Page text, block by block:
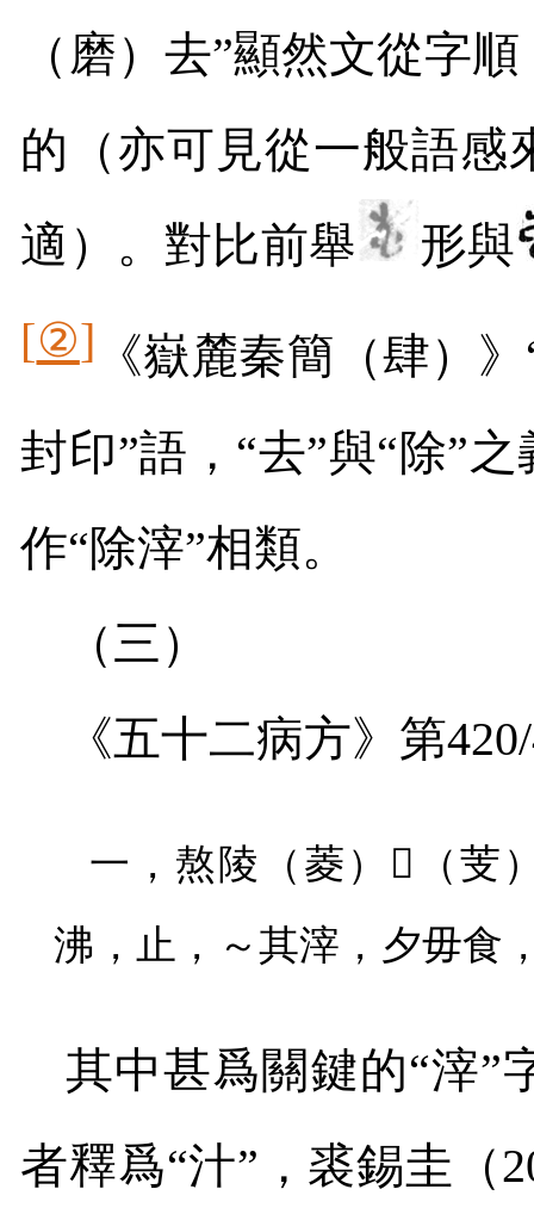
（磨）去”顯然文從字
的（亦可見從一般語感
適）。對比前舉
形與
[②] 《嶽麓秦簡（肆）
封印”語，“去”與“除”
作“除滓”相類。
（三）
《五十二病方》第
一，熬陵（菱） 𢻃
（芰
沸，止，～其滓，夕毋食
其中甚爲關鍵的“滓”
者釋爲“汁”，裘錫圭（